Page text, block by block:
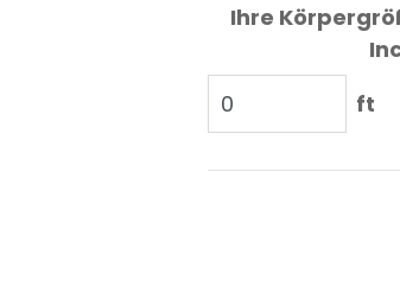
Ihre
ft